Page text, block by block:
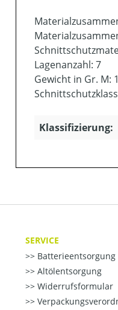
Lagenanzahl: 7
Gewicht in Gr. M:
Klassifizierung:
SERVICE
Batterieentsorgung
Altölentsorgung
Widerrufsformular